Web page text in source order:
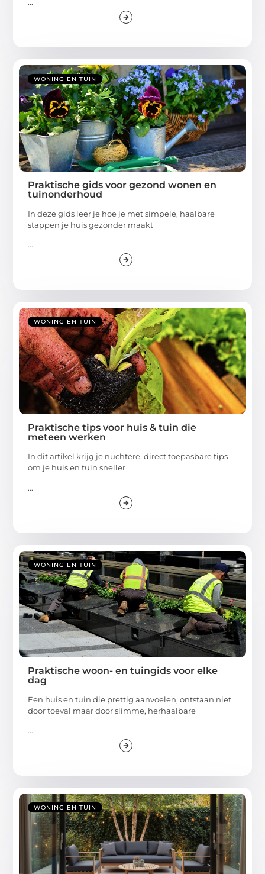
WONING EN TUIN
Praktische gids voor gezond wonen en
tuinonderhoud
In deze gids leer je hoe je met simpele, haalbare
stappen je huis gezonder maakt
...
WONING EN TUIN
Praktische tips voor huis & tuin die
meteen werken
In dit artikel krijg je nuchtere, direct toepasbare tips
om je huis en tuin sneller
...
WONING EN TUIN
Praktische woon- en tuingids voor elke
dag
Een huis en tuin die prettig aanvoelen, ontstaan niet
door toeval maar door slimme, herhaalbare
...
WONING EN TUIN